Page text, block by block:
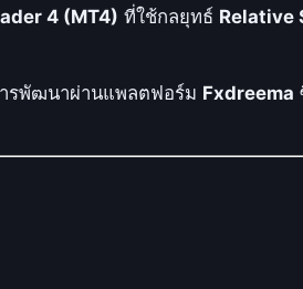
4 (MT4) ที่ใช้กลยุทธ์ Relative
รพัฒนาผ่านแพลตฟอร์ม Fxdreema